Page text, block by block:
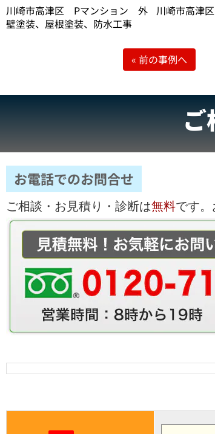
川崎市高津区 Pマンション 外
壁塗装、屋根塗装、防水工事
川崎市高津
«前の事例へ
ご
お電話でのお問合せ
ご相談・お見積り・診断は無料です。